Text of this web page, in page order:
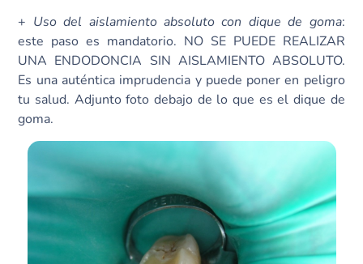
+ Uso del aislamiento absoluto con dique de goma:
este paso es mandatorio. NO SE PUEDE REALIZAR
UNA ENDODONCIA SIN AISLAMIENTO ABSOLUTO.
Es una auténtica imprudencia y puede poner en peligro
tu salud. Adjunto foto debajo de lo que es el dique de
goma.